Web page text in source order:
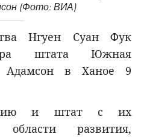
(Фото: ВИА)
Нгуен Суан Фук
штата Южная
Адамсон в Ханое 9
и штат с их
развития,